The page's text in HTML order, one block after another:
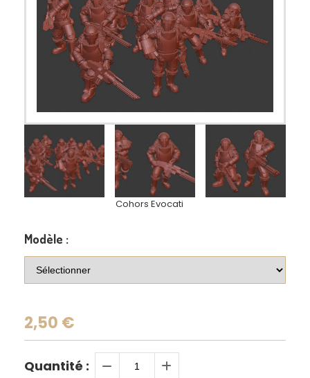
Cohors Evocati
Modèle :
2,50 €
Quantité :